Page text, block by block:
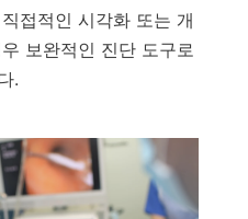
접적인 시각화 또는 개
보완적인 진단 도구로
.